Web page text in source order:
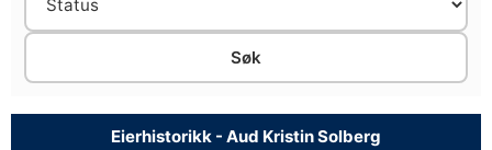
Eierhistorikk - Aud Kristin Solberg